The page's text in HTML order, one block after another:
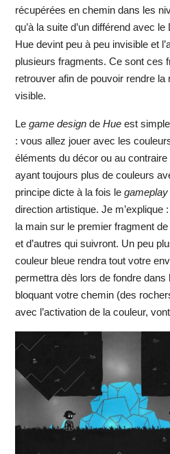
récupérées en chemin dans les
qu’à la suite d’un différend avec
Hue devint peu à peu invisible et
plusieurs fragments. Ce sont ces
retrouver afin de pouvoir rendre
visible.
Le game designde Hueest simple
: vous allez jouer avec les
éléments du décor ou au
ayant toujours plus de couleurs
principe dicte à la fois le gameplay
direction artistique. Je m’explique
la main sur le premier fragment de
et d’autres qui suivront. Un peu
couleur bleue rendra tout votre
permettra dès lors de fondre
bloquant votre chemin (des
avec l’activation de la couleur,